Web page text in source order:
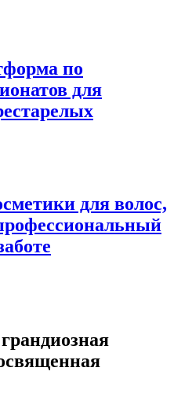
по
для
для волос,